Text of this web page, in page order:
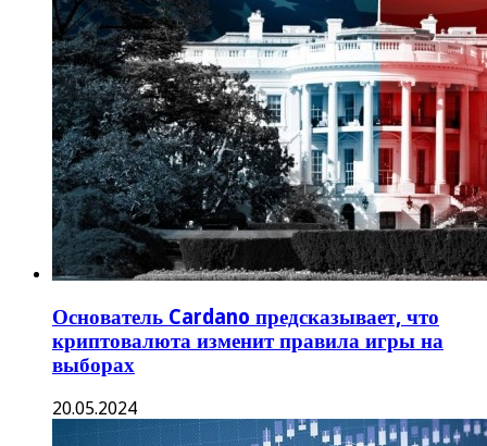
Основатель Cardano предсказывает, что
криптовалюта изменит правила игры на
выборах
20.05.2024